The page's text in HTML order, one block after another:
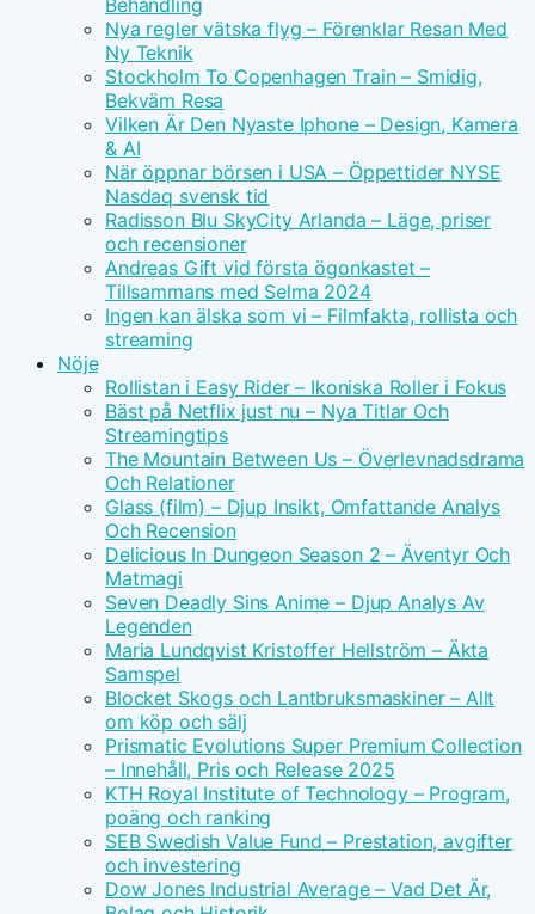
Behandling
Nya regler vätska flyg – Förenklar Resan Med
Ny Teknik
Stockholm To Copenhagen Train – Smidig,
Bekväm Resa
Vilken Är Den Nyaste Iphone – Design, Kamera
& AI
När öppnar börsen i USA – Öppettider NYSE
Nasdaq svensk tid
Radisson Blu SkyCity Arlanda – Läge, priser
och recensioner
Andreas Gift vid första ögonkastet –
Tillsammans med Selma 2024
Ingen kan älska som vi – Filmfakta, rollista och
streaming
Nöje
Rollistan i Easy Rider – Ikoniska Roller i Fokus
Bäst på Netflix just nu – Nya Titlar Och
Streamingtips
The Mountain Between Us – Överlevnadsdrama
Och Relationer
Glass (film) – Djup Insikt, Omfattande Analys
Och Recension
Delicious In Dungeon Season 2 – Äventyr Och
Matmagi
Seven Deadly Sins Anime – Djup Analys Av
Legenden
Maria Lundqvist Kristoffer Hellström – Äkta
Samspel
Blocket Skogs och Lantbruksmaskiner – Allt
om köp och sälj
Prismatic Evolutions Super Premium Collection
– Innehåll, Pris och Release 2025
KTH Royal Institute of Technology – Program,
poäng och ranking
SEB Swedish Value Fund – Prestation, avgifter
och investering
Dow Jones Industrial Average – Vad Det Är,